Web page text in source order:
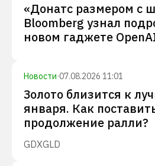
«Донатс размером с
Bloomberg узнал
новом гаджете
Новости·07.08.2026 11:01
Золото близится к
января. Как
продолжение ралли?
GDXGLD